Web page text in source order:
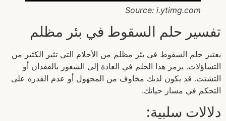
Source: i.ytimg.com
تفسير حلم السقوط في بئر مظلم
يعتبر حلم السقوط في بئر مظلم من الأحلام التي تثير الكثير من
التساؤلات. يرمز هذا الحلم في العادة إلى الشعور بالفقدان أو
التشتت. قد يكون لديك مخاوف من المجهول أو عدم القدرة على
التحكم في مسار حياتك.
دلالات سلبية: